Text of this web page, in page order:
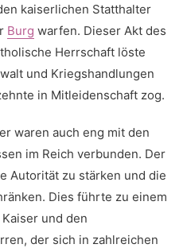
kaiserlichen Statthalter
Burg warfen.​ Dieser Akt des‌
Herrschaft ​löste
und Kriegshandlungen
in Mitleidenschaft ⁤zog.
waren ⁣auch eng mit den
im Reich verbunden. Der
Autorität zu stärken und die
‍Dies führte zu einem
und den
der sich ‍in zahlreichen